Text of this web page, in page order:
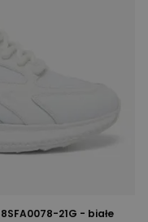
21G - białe